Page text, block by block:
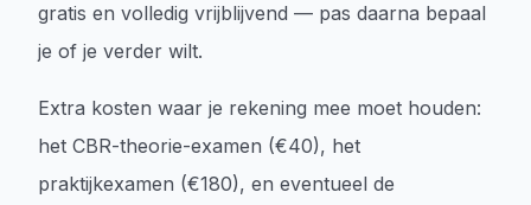
gratis en volledig vrijblijvend — pas daarna bepaal
je of je verder wilt.
Extra kosten waar je rekening mee moet houden:
het CBR-theorie-examen (€40), het
praktijkexamen (€180), en eventueel de